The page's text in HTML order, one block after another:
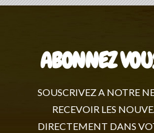
ABONNEZ
SOUSCRIVEZ A NOTRE
RECEVOIR LES
DIRECTEMENT DANS